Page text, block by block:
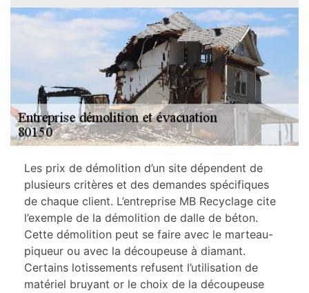
Les prix de démolition d’un site dépendent de
plusieurs critères et des demandes spécifiques
de chaque client. L’entreprise MB Recyclage cite
l’exemple de la démolition de dalle de béton.
Cette démolition peut se faire avec le marteau-
piqueur ou avec la découpeuse à diamant.
Certains lotissements refusent l’utilisation de
matériel bruyant or le choix de la découpeuse